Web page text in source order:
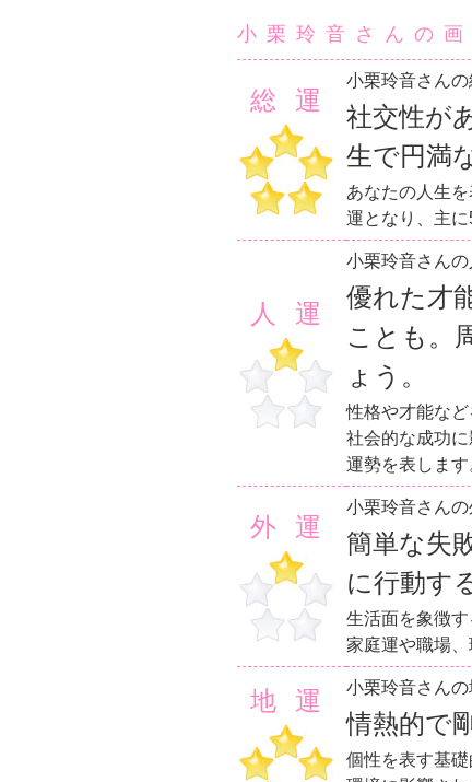
小栗玲音さんの
総運
小栗玲音さん
社交性が
生で円満
あなたの人生
運となり、主に
人運
小栗玲音さん
優れた才
ことも。
ょう。
性格や才能な
社会的な成功
運勢を表します
外運
小栗玲音さん
簡単な失
に行動す
生活面を象徴
家庭運や職場、
地運 小栗玲音さん
情熱的で
個性を表す基